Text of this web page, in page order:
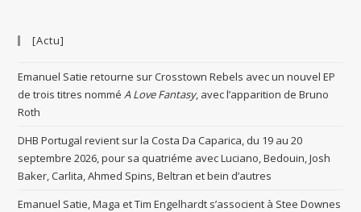
[Actu]
Emanuel Satie retourne sur Crosstown Rebels avec un nouvel EP
de trois titres nomméA Love Fantasy, avec l’apparition de Bruno
Roth
DHB Portugal revient sur la Costa Da Caparica, du 19 au 20
septembre 2026, pour sa quatriéme avec Luciano, Bedouin, Josh
Baker, Carlita, Ahmed Spins, Beltran et bein d’autres
Emanuel Satie, Maga et Tim Engelhardt s’associent à Stee Downes